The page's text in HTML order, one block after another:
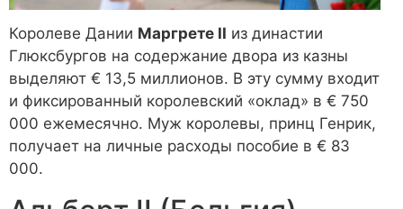
Королеве Дании Маргрете II из династии
Глюксбургов на содержание двора из казны
выделяют € 13,5 миллионов. В эту сумму входит
и фиксированный королевский «оклад» в € 750
000 ежемесячно. Муж королевы, принц Генрик,
получает на личные расходы пособие в € 83
000.